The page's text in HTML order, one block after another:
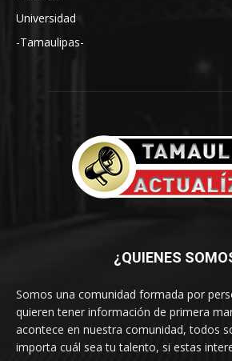
Universidad
-Tamaulipas-
¿QUIENES
Somos una comunidad formada por
quieren tener información de primera
acontece en nuestra comunidad, todos
importa cuál sea tu talento, si estas